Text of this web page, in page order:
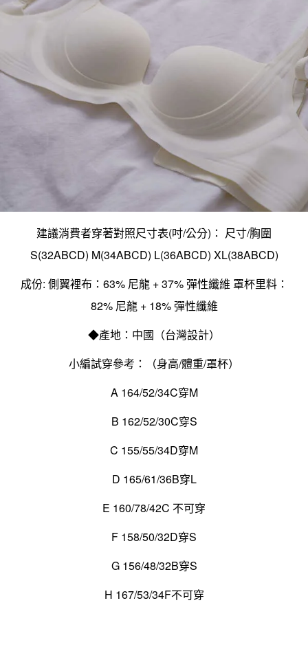
建議消費者穿著對照尺寸表(吋/公分)： 尺寸/胸圍
S(32ABCD) M(34ABCD) L(36ABCD) XL(38ABCD)
成份: 側翼裡布：63% 尼龍 + 37% 彈性纖維 罩杯里料：
82% 尼龍 + 18% 彈性纖維
◆產地：中國（台灣設計）
小編試穿參考：（身高/體重/罩杯）
A 164/52/34C穿M
B 162/52/30C穿S
C 155/55/34D穿M
D 165/61/36B穿L
E 160/78/42C 不可穿
F 158/50/32D穿S
G 156/48/32B穿S
H 167/53/34F不可穿